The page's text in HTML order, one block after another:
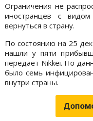
Ограничения не
иностранцев с
вернуться в страну.
По состоянию на 25
нашли у пяти
передает Nikkei. По
было семь
внутри страны.